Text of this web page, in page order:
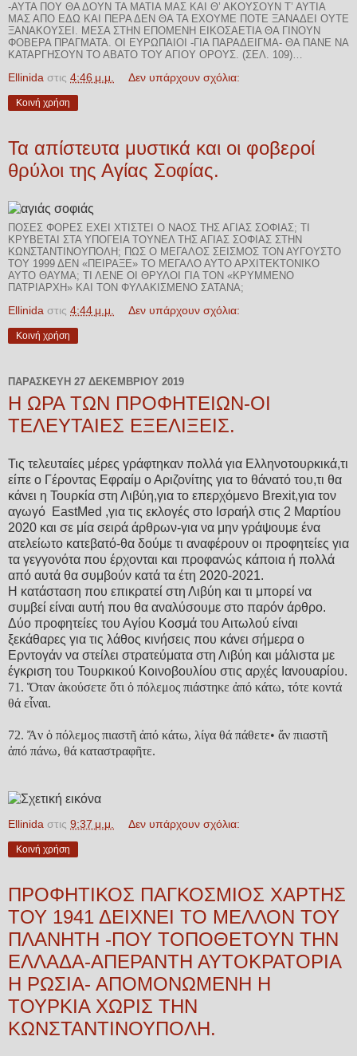
-ΑΥΤΆ ΠΟΥ ΘΑ ΔΟΥΝ ΤΑ ΜΆΤΙΑ ΜΑΣ ΚΑΙ Θ’ ΑΚΟΎΣΟΥΝ Τ’ ΑΥΤΙΆ
ΜΑΣ ΑΠΌ ΕΔΏ ΚΑΙ ΠΈΡΑ ΔΕΝ ΘΑ ΤΑ ΈΧΟΥΜΕ ΠΟΤΈ ΞΑΝΑΔΕΊ ΟΎΤΕ
ΞΑΝΑΚΟΎΣΕΙ. ΜΈΣΑ ΣΤΗΝ ΕΠΌΜΕΝΗ ΕΙΚΟΣΑΕΤΊΑ ΘΑ ΓΊΝΟΥΝ
ΦΟΒΕΡΆ ΠΡΆΓΜΑΤΑ. ΟΙ ΕΥΡΩΠΑΊΟΙ -ΓΙΑ ΠΑΡΆΔΕΙΓΜΑ- ΘΑ ΠΆΝΕ ΝΑ
ΚΑΤΑΡΓΉΣΟΥΝ ΤΟ ΆΒΑΤΟ ΤΟΥ ΑΓΊΟΥ ΌΡΟΥΣ. (ΣΕΛ. 109)…
Ellinida στις 4:46 μ.μ. Δεν υπάρχουν σχόλια:
Κοινή χρήση
Τα απίστευτα μυστικά και οι φοβεροί
θρύλοι της Αγίας Σοφίας.
ΠΌΣΕΣ ΦΟΡΈΣ ΈΧΕΙ ΧΤΙΣΤΕΊ Ο ΝΑΌΣ ΤΗΣ ΑΓΊΑΣ ΣΟΦΊΑΣ; ΤΙ
ΚΡΎΒΕΤΑΙ ΣΤΑ ΥΠΌΓΕΙΑ ΤΟΎΝΕΛ ΤΗΣ ΑΓΊΑΣ ΣΟΦΊΑΣ ΣΤΗΝ
ΚΩΝΣΤΑΝΤΙΝΟΎΠΟΛΗ; ΠΏΣ Ο ΜΕΓΆΛΟΣ ΣΕΙΣΜΌΣ ΤΟΝ ΑΎΓΟΥΣΤΟ
ΤΟΥ 1999 ΔΕΝ «ΠΕΊΡΑΞΕ» ΤΟ ΜΕΓΆΛΟ ΑΥΤΌ ΑΡΧΙΤΕΚΤΟΝΙΚΌ
ΑΥΤΌ ΘΑΎΜΑ; ΤΙ ΛΈΝΕ ΟΙ ΘΡΎΛΟΙ ΓΙΑ ΤΟΝ «ΚΡΥΜΜΈΝΟ
ΠΑΤΡΙΆΡΧΗ» ΚΑΙ ΤΟΝ ΦΥΛΑΚΙΣΜΈΝΟ ΣΑΤΑΝΆ;
Ellinida στις 4:44 μ.μ. Δεν υπάρχουν σχόλια:
Κοινή χρήση
ΠΑΡΑΣΚΕΥΉ 27 ΔΕΚΕΜΒΡΊΟΥ 2019
Η ΩΡΑ ΤΩΝ ΠΡΟΦΗΤΕΙΩΝ-ΟΙ
ΤΕΛΕΥΤΑΙΕΣ ΕΞΕΛΙΞΕΙΣ.
Τις τελευταίες μέρες γράφτηκαν πολλά για Ελληνοτουρκικά,τι
είπε ο Γέροντας Εφραίμ ο Αριζονίτης για το θάνατό του,τι θα
κάνει η Τουρκία στη Λιβύη,για το επερχόμενο Brexit,για τον
αγωγό EastMed ,για τις εκλογές στο Ισραήλ στις 2 Μαρτίου
2020 και σε μία σειρά άρθρων-για να μην γράψουμε ένα
ατελείωτο κατεβατό-θα δούμε τι αναφέρουν οι προφητείες για
τα γεγγονότα που έρχονται και προφανώς κάποια ή πολλά
από αυτά θα συμβούν κατά τα έτη 2020-2021.
Η κατάσταση που επικρατεί στη Λιβύη και τι μπορεί να
συμβεί είναι αυτή που θα αναλύσουμε στο παρόν άρθρο.
Δύο προφητείες του Αγίου Κοσμά του Αιτωλού είναι
ξεκάθαρες για τις λάθος κινήσεις που κάνει σήμερα ο
Ερντογάν να στείλει στρατεύματα στη Λιβύη και μάλιστα με
έγκριση του Τουρκικού Κοινοβουλίου στις αρχές Ιανουαρίου.
71. Ὅταν ἀκούσετε ὅτι ὁ πόλεμος πιάστηκε ἀπό κάτω, τότε κοντά
θά εἶναι.
72. Ἄν ὁ πόλεμος πιαστῆ ἀπό κάτω, λίγα θά πάθετε• ἄν πιαστῆ
ἀπό πάνω, θά καταστραφῆτε.
Ellinida στις 9:37 μ.μ. Δεν υπάρχουν σχόλια:
Κοινή χρήση
ΠΡΟΦΗΤΙΚΟΣ ΠΑΓΚΟΣΜΙΟΣ ΧΑΡΤΗΣ
ΤΟΥ 1941 ΔΕΙΧΝΕΙ ΤΟ ΜΕΛΛΟΝ ΤΟΥ
ΠΛΑΝΗΤΗ -ΠΟΥ ΤΟΠΟΘΕΤΟΥΝ ΤΗΝ
ΕΛΛΑΔΑ-ΑΠΕΡΑΝΤΗ ΑΥΤΟΚΡΑΤΟΡΙΑ
Η ΡΩΣΙΑ- ΑΠΟΜΟΝΩΜΕΝΗ Η
ΤΟΥΡΚΙΑ ΧΩΡΙΣ ΤΗΝ
ΚΩΝΣΤΑΝΤΙΝΟΥΠΟΛΗ.